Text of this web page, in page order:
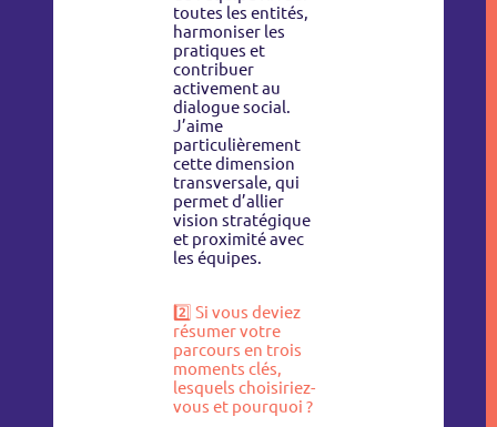
toutes les entités,
harmoniser les
pratiques et
contribuer
activement au
dialogue social.
J’aime
particulièrement
cette dimension
transversale, qui
permet d’allier
vision stratégique
et proximité avec
les équipes.
2️⃣ Si vous deviez
résumer votre
parcours en trois
moments clés,
lesquels choisiriez-
vous et pourquoi ?